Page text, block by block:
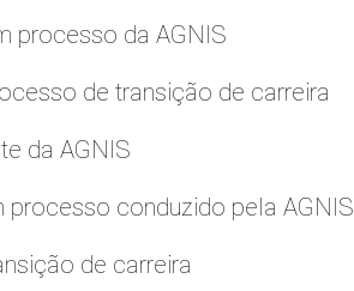
processo da AGNIS
de transição de carreira
da AGNIS
processo conduzido pela AGNIS
de carreira